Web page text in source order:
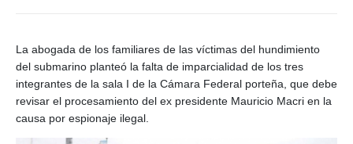
La abogada de los familiares de las víctimas del hundimiento
del submarino planteó la falta de imparcialidad de los tres
integrantes de la sala I de la Cámara Federal porteña, que debe
revisar el procesamiento del ex presidente Mauricio Macri en la
causa por espionaje ilegal.